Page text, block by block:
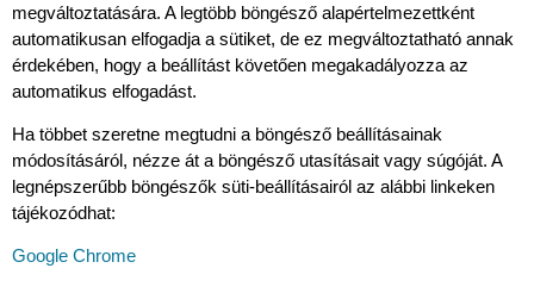
megváltoztatására. A legtöbb böngésző alapértelmezettként
automatikusan elfogadja a sütiket, de ez megváltoztatható annak
érdekében, hogy a beállítást követően megakadályozza az
automatikus elfogadást.
Ha többet szeretne megtudni a böngésző beállításainak
módosításáról, nézze át a böngésző utasításait vagy súgóját. A
legnépszerűbb böngészők süti-beállításairól az alábbi linkeken
tájékozódhat:
Google Chrome